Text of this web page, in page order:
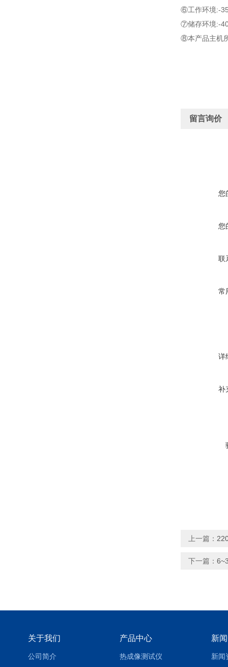
⑥工作环境:-
⑦储存环境:-
⑧本产品主机
留言询价
您
您
联
常
详
补
上一篇：
下一篇：
关于我们
公司简介
产品中心
热成像测试仪
新
新闻